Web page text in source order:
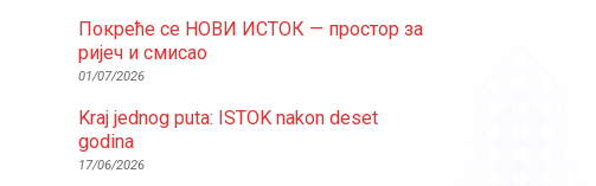
Покреће се НОВИ ИСТОК — простор за
ријеч и смисао
01/07/2026
Kraj jednog puta: ISTOK nakon deset
godina
17/06/2026